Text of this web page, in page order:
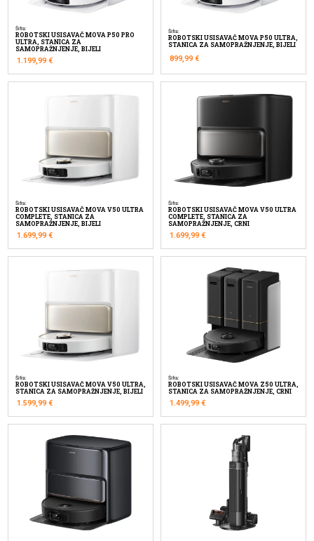
Šifra:
ROBOTSKI USISAVAČ MOVA P50 PRO
ULTRA, STANICA ZA
SAMOPRAŽNJENJE, BIJELI
1.199,99€
Šifra:
ROBOTSKI USISAVAČ MOVA P50 ULTRA,
STANICA ZA SAMOPRAŽNJENJE, BIJELI
899,99€
Šifra:
ROBOTSKI USISAVAČ MOVA V50 ULTRA
COMPLETE, STANICA ZA
SAMOPRAŽNJENJE, BIJELI
1.699,99€
Šifra:
ROBOTSKI USISAVAČ MOVA V50 ULTRA
COMPLETE, STANICA ZA
SAMOPRAŽNJENJE, CRNI
1.699,99€
Šifra:
ROBOTSKI USISAVAČ MOVA V50 ULTRA,
STANICA ZA SAMOPRAŽNJENJE, BIJELI
1.599,99€
Šifra:
ROBOTSKI USISAVAČ MOVA Z50 ULTRA,
STANICA ZA SAMOPRAŽNJENJE, CRNI
1.499,99€